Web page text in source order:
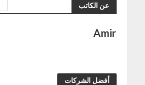
عن الكاتب
Amir
أفضل الشركات